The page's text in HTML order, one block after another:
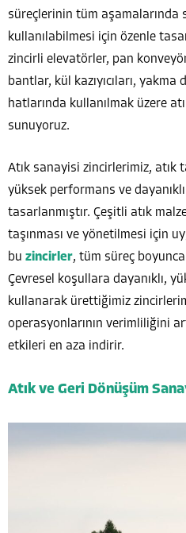
süreçlerinin tüm aşamalarında
kullanılabilmesi için özenle
zincirli elevatörler, pan
bantlar, kül kazıyıcıları,
hatlarında kullanılmak üzere
sunuyoruz.
Atık sanayisi zincirlerimiz, atık
yüksek performans ve
tasarlanmıştır. Çeşitli atık
taşınması ve yönetilmesi için
bu zincirler, tüm süreç
Çevresel koşullara dayanıklı,
kullanarak ürettiğimiz
operasyonlarının verimliliğini
etkileri en aza indirir.
Atık ve Geri Dönüşüm